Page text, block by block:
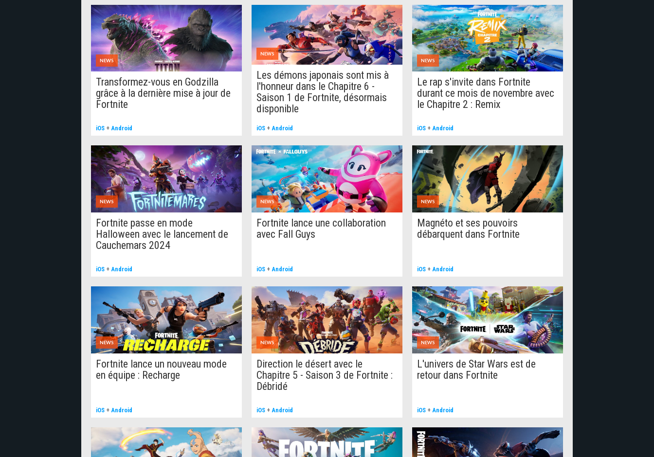
NEWS
Transformez-vous en Godzilla
grâce à la dernière mise à jour de
Fortnite
iOS + Android
NEWS
Les démons japonais sont mis à
l'honneur dans le Chapitre 6 -
Saison 1 de Fortnite, désormais
disponible
iOS + Android
NEWS
Le rap s'invite dans Fortnite
durant ce mois de novembre avec
le Chapitre 2 : Remix
iOS + Android
NEWS
Fortnite passe en mode
Halloween avec le lancement de
Cauchemars 2024
iOS + Android
NEWS
Fortnite lance une collaboration
avec Fall Guys
iOS + Android
NEWS
Magnéto et ses pouvoirs
débarquent dans Fortnite
iOS + Android
NEWS
Fortnite lance un nouveau mode
en équipe : Recharge
iOS + Android
NEWS
Direction le désert avec le
Chapitre 5 - Saison 3 de Fortnite :
Débridé
iOS + Android
NEWS
L'univers de Star Wars est de
retour dans Fortnite
iOS + Android